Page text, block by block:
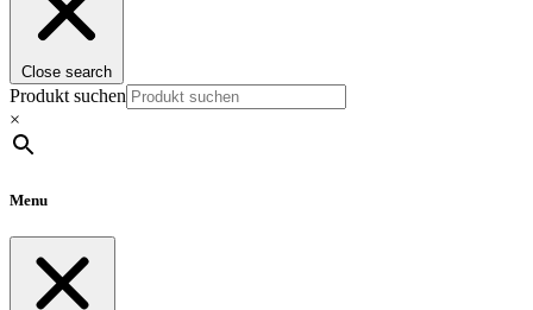
Close search
Produkt suchen
×
Menu